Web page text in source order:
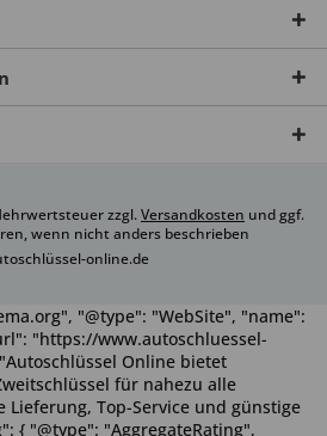
zzgl.Versandkosten und ggf.
wenn nicht anders beschrieben
online.de
"@type": "WebSite", "name":
"https://www.autoschluessel-
Online bietet
für nahezu alle
Lieferung, Top-Service und günstige
{ "@type": "AggregateRating",